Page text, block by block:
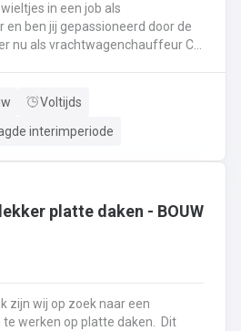
in een job als
ben jij gepassioneerd door de
meewerkend chauffeur CE. Als
op de werf:plaatsen en
Voltijds
interimperiode
platte daken - BOUW
zijn wij op zoek naar een
werken op platte daken. Dit